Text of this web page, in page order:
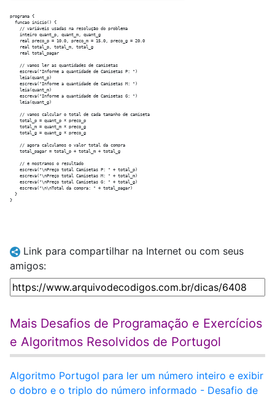
programa {
  funcao inicio() {
    // variáveis usadas na resolução do problema
    inteiro quant_p, quant_m, quant_g
    real preco_p = 10.0, preco_m = 15.0, preco_g = 20.0
    real total_p, total_m, total_g
    real total_pagar
    // vamos ler as quantidades de camisetas
    escreva("Informe a quantidade de Camisetas P: ")
    leia(quant_p)
    escreva("Informe a quantidade de Camisetas M: ")
    leia(quant_m)
    escreva("Informe a quantidade de Camisetas G: ")
    leia(quant_g)
    // vamos calcular o total de cada tamanho de camiseta
    total_p = quant_p * preco_p
    total_m = quant_m * preco_g
    total_g = quant_g * preco_g
    // agora calculamos o valor total da compra
    total_pagar = total_p + total_m + total_g
    // e mostramos o resultado
    escreva("\nPreço total Camisetas P: " + total_p)
    escreva("\nPreço total Camisetas M: " + total_m)
    escreva("\nPreço total Camisetas G: " + total_g)
    escreva("\n\nTotal da compra: " + total_pagar)
  }
Link para compartilhar na Internet ou com seus
amigos:
Mais Desafios de Programação e Exercícios
e Algoritmos Resolvidos de Portugol
Algoritmo Portugol para ler um número inteiro e exibir
o dobro e o triplo do número informado - Desafio de